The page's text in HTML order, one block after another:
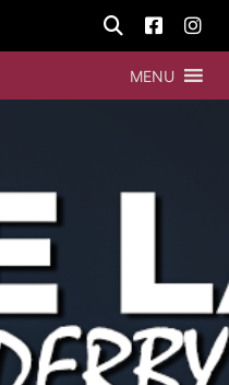
MENU